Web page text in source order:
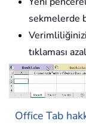
sekmelerde
tıklaması
Office Tab